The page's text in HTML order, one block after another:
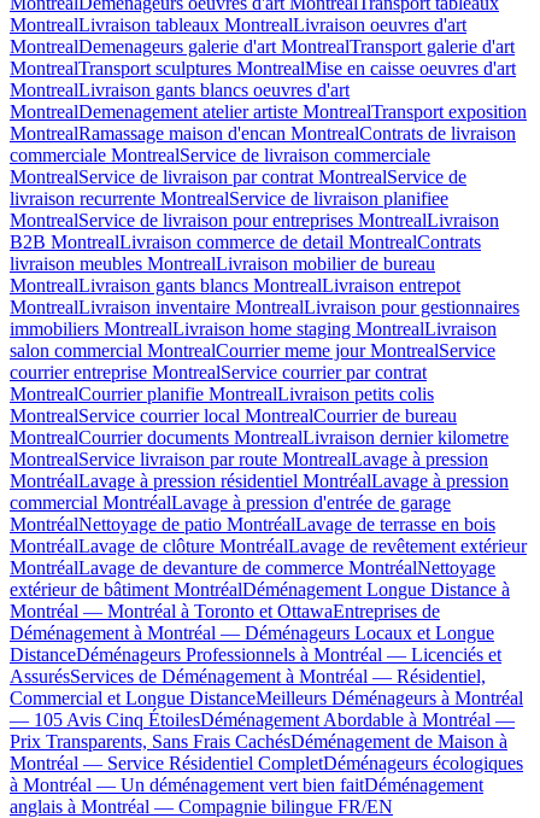
MontrealLivraison tableaux MontrealLivraison oeuvres d'art
MontrealDemenageurs galerie d'art MontrealTransport galerie d'art
MontrealTransport sculptures MontrealMise en caisse oeuvres d'art
MontrealLivraison gants blancs oeuvres d'art
MontrealDemenagement atelier artiste MontrealTransport exposition
MontrealRamassage maison d'encan MontrealContrats de livraison
commerciale MontrealService de livraison commerciale
MontrealService de livraison par contrat MontrealService de
livraison recurrente MontrealService de livraison planifiee
MontrealService de livraison pour entreprises MontrealLivraison
B2B MontrealLivraison commerce de detail MontrealContrats
livraison meubles MontrealLivraison mobilier de bureau
MontrealLivraison gants blancs MontrealLivraison entrepot
MontrealLivraison inventaire MontrealLivraison pour gestionnaires
immobiliers MontrealLivraison home staging MontrealLivraison
salon commercial MontrealCourrier meme jour MontrealService
courrier entreprise MontrealService courrier par contrat
MontrealCourrier planifie MontrealLivraison petits colis
MontrealService courrier local MontrealCourrier de bureau
MontrealCourrier documents MontrealLivraison dernier kilometre
MontrealService livraison par route MontrealLavage à pression
MontréalLavage à pression résidentiel MontréalLavage à pression
commercial MontréalLavage à pression d'entrée de garage
MontréalNettoyage de patio MontréalLavage de terrasse en bois
MontréalLavage de clôture MontréalLavage de revêtement extérieur
MontréalLavage de devanture de commerce MontréalNettoyage
extérieur de bâtiment MontréalDéménagement Longue Distance à
Montréal — Montréal à Toronto et OttawaEntreprises de
Déménagement à Montréal — Déménageurs Locaux et Longue
DistanceDéménageurs Professionnels à Montréal — Licenciés et
AssurésServices de Déménagement à Montréal — Résidentiel,
Commercial et Longue DistanceMeilleurs Déménageurs à Montréal
— 105 Avis Cinq ÉtoilesDéménagement Abordable à Montréal —
Prix Transparents, Sans Frais CachésDéménagement de Maison à
Montréal — Service Résidentiel CompletDéménageurs écologiques
à Montréal — Un déménagement vert bien faitDéménagement
anglais à Montréal — Compagnie bilingue FR/EN